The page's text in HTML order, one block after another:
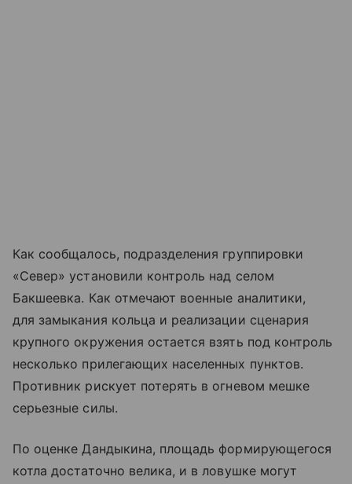
Как сообщалось, подразделения группировки
«Север» установили контроль над селом
Бакшеевка. Как отмечают военные аналитики,
для замыкания кольца и реализации сценария
крупного окружения остается взять под контроль
несколько прилегающих населенных пунктов.
Противник рискует потерять в огневом мешке
серьезные силы.
По оценке Дандыкина, площадь формирующегося
котла достаточно велика, и в ловушке могут